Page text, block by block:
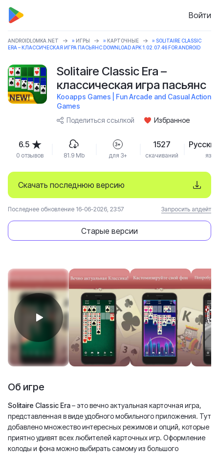
Войти
ANDROIDLOMKA.NET » ИГРЫ » КАРТОЧНЫЕ
» SOLITAIRE CLASSIC
ERA – КЛАССИЧЕСКАЯ ИГРА ПАСЬЯНС DOWNLOAD APK 1.02.07.46 FOR ANDROID
Solitaire Classic Era –
классическая игра пасьянс
Kooapps Games | Fun Arcade and Casual Action
Games
Поделиться ссылкой
Избранное
Скачать последнюю версию
Старые версии
Последнее обновление 16-06-2026, 23:57 Запросить апдейт
6.5
0 отзывов 81.9 Mb
3+
для 3+
1527
скачиваний
Русский
язык
Об игре
Solitaire Classic Era– это вечно актуальная карточная игра,
представленная в виде удобного мобильного приложения. Тут
добавлено множество интересных режимов и опций, которые
приятно удивят всех любителей карточных игр. Оформление
колоды и фона можно выбирать самому из большого